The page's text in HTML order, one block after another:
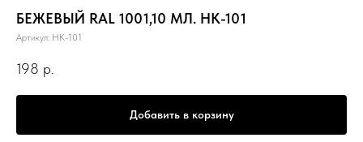
БЕЖЕВЫЙ RAL 1001,10 МЛ. НК-101
Артикул: НК-101
198 р.
Добавить в корзину